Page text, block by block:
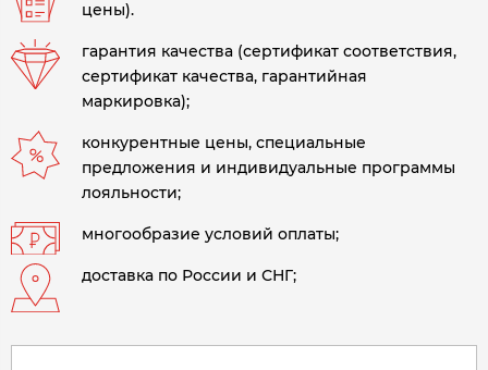
цены).
гарантия качества (сертификат соответствия,
сертификат качества, гарантийная
маркировка);
конкурентные цены, специальные
предложения и индивидуальные программы
лояльности;
многообразие условий оплаты;
доставка по России и СНГ;